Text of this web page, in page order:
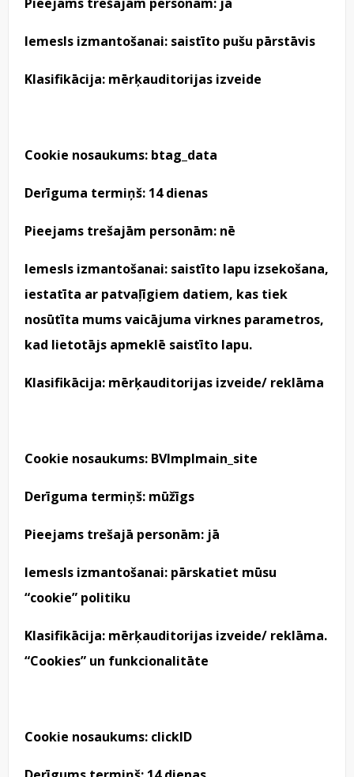
Iemesls izmantošanai: saistīto pušu pārstāvis
Klasifikācija: mērķauditorijas izveide
Cookie nosaukums: btag_data
Derīguma termiņš: 14 dienas
Pieejams trešajām personām: nē
Iemesls izmantošanai: saistīto lapu izsekošana,
iestatīta ar patvaļīgiem datiem, kas tiek
nosūtīta mums vaicājuma virknes parametros,
kad lietotājs apmeklē saistīto lapu.
Klasifikācija: mērķauditorijas izveide/ reklāma
Cookie nosaukums: BVImplmain_site
Derīguma termiņš: mūžīgs
Pieejams trešajā personām: jā
Iemesls izmantošanai: pārskatiet mūsu
“cookie” politiku
Klasifikācija: mērķauditorijas izveide/ reklāma.
“Cookies” un funkcionalitāte
Cookie nosaukums: clickID